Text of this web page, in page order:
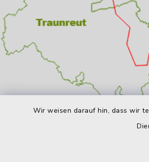
Wir weisen darauf hin, dass wir